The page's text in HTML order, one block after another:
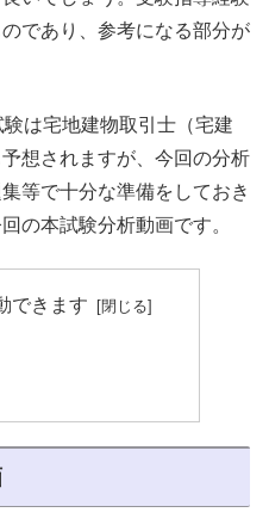
であり、参考になる部分が
は宅地建物取引士（宅建
想されますが、今回の分析
等で十分な準備をしておき
の本試験分析動画です。
できます